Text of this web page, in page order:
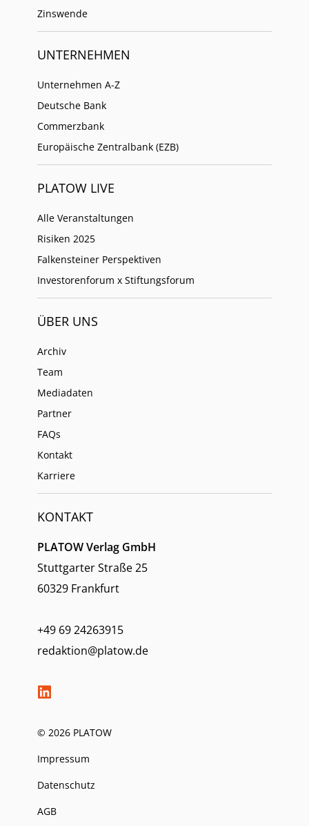
Zinswende
UNTERNEHMEN
Unternehmen A-Z
Deutsche Bank
Commerzbank
Europäische Zentralbank (EZB)
PLATOW LIVE
Alle Veranstaltungen
Risiken 2025
Falkensteiner Perspektiven
Investorenforum x Stiftungsforum
ÜBER UNS
Archiv
Team
Mediadaten
Partner
FAQs
Kontakt
Karriere
KONTAKT
PLATOW Verlag GmbH
Stuttgarter Straße 25
60329 Frankfurt
+49 69 24263915
redaktion@platow.de
© 2026 PLATOW
Impressum
Datenschutz
AGB